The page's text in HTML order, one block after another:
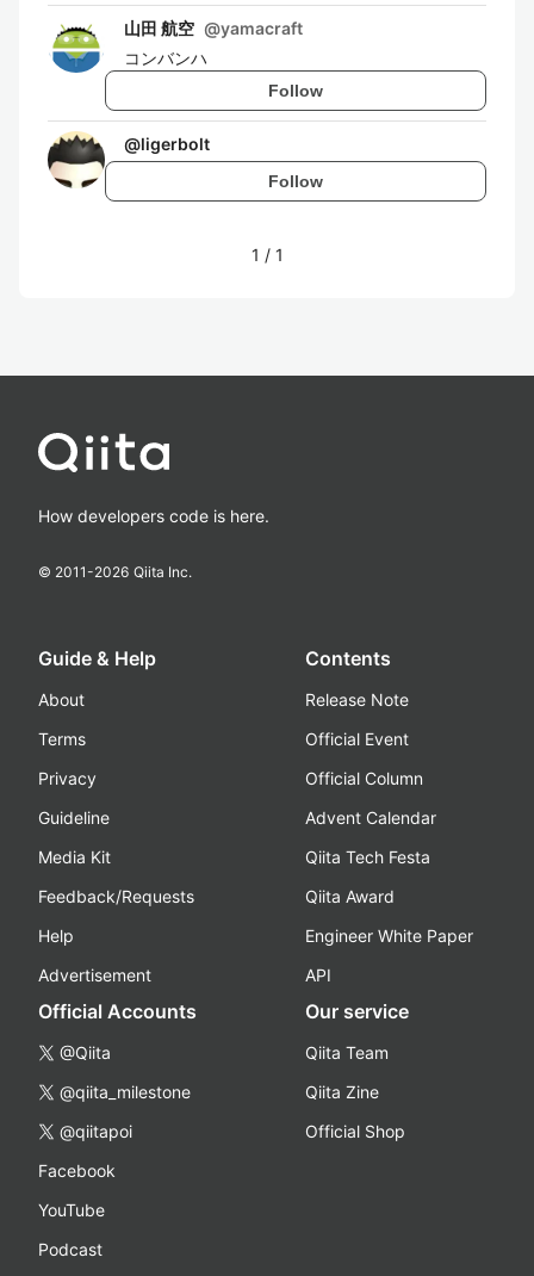
山田 航空 @yamacraft
コンバンハ
Follow
@ligerbolt
Follow
1 / 1
How developers code is here.
© 2011-2026 Qiita Inc.
Guide & Help
About
Terms
Privacy
Guideline
Media Kit
Feedback/Requests
Help
Advertisement
Contents
Release Note
Official Event
Official Column
Advent Calendar
Qiita Tech Festa
Qiita Award
Engineer White Paper
API
Official Accounts
@Qiita
@qiita_milestone
@qiitapoi
Facebook
YouTube
Podcast
Our service
Qiita Team
Qiita Zine
Official Shop